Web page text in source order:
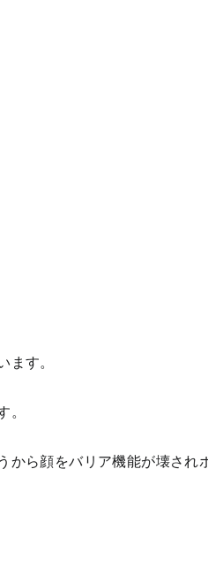
ます。
。
から顔をバリア機能が壊され